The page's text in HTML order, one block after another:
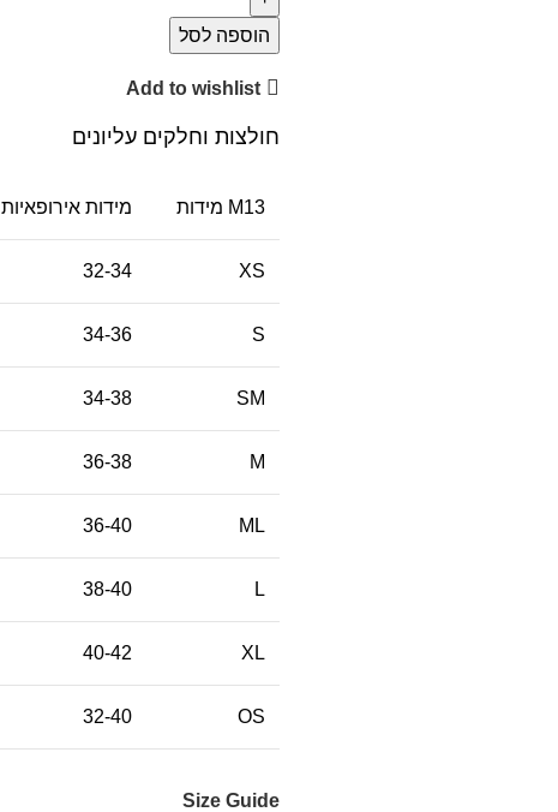
הוספה לסל
Add to wishlist
חולצות וחלקים עליונים
M13 מידות מידות אירופאיות
XS
32-34
S
34-36
SM
34-38
M
36-38
ML
36-40
L
38-40
XL
40-42
OS
32-40
Size Guide